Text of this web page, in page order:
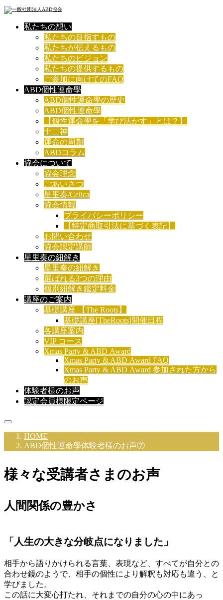
私たちの想い
私たちの目指すもの
私たちが伝えるもの
私たちのビジョン
私たちの提供するもの
ご参加に向けてのFAQ
ABD個性運命學
ABD個性運命學の歴史
ABD個性運命學
【個性運命學を「学び活かす」とは？】
十二神
運命の周期
ABDコラム
協会について
協会理念
ごあいさつ
星里奏/Celica
協会情報
プライバシーポリシー
【特定商取引法に基づく表記】
お問い合わせ
協会認定講師
星里奏の紐解き
星里奏の紐解き
選ばれる3つの理由
個別紐解き鑑定料金
講座のご案内
基礎講座 【The Roots】
基礎講座[TheRoots]開催日程
各講座案内
VIP コース
Xmas Party & ABD Award
Xmas Party & ABD Award FAQ
Xmas Party & ABD Award 参加された方から
のお声
体験者様のお声
認定会員様限定ページ
HOME
ABD個性運命學体験者様のお声⑦
様々な受講者さまのお声
人間関係の豊かさ
「人生の大きな分岐点になりました」
相手から語りかけられる言葉、表現など、すべてが自分との
合わせ鏡のようで、相手の個性により解釈も対応も違う、と
学びました。
この話に大変心打たれ、それまでの自分の心の中にあっ